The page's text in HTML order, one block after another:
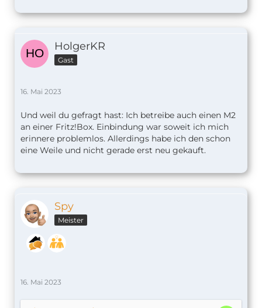
HolgerKR
Gast
16. Mai 2023
Und weil du gefragt hast: Ich betreibe auch einen M2
an einer Fritz!Box. Einbindung war soweit ich mich
erinnere problemlos. Allerdings habe ich den schon
eine Weile und nicht gerade erst neu gekauft.
Spy
Meister
16. Mai 2023